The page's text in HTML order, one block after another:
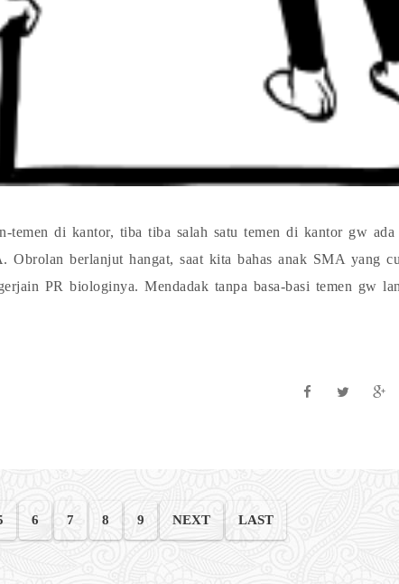
temen di kantor, tiba tiba salah satu temen di kantor gw ada
Obrolan berlanjut hangat, saat kita bahas anak SMA yang
PR biologinya. Mendadak tanpa basa-basi temen gw
6 7 8 9 NEXT LAST